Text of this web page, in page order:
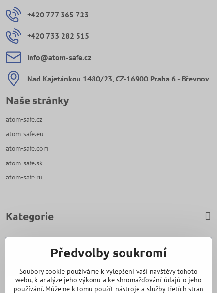
+420 777 365 723
+420 733 282 515
info​@atom-safe​.cz
Nad Kajetánkou 1480/23, CZ-16900 Praha 6 - Břevnov
Naše stránky
atom-safe.cz
atom-safe.eu
atom-safe.com
atom-safe.sk
atom-safe.ru
Kategorie
Zavoláme Vám zpět
Váš telefon
Předvolby soukromí
Soubory cookie používáme k vylepšení vaší návštěvy tohoto
webu, k analýze jeho výkonu a ke shromažďování údajů o jeho
používání. Můžeme k tomu použít nástroje a služby třetích stran